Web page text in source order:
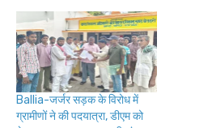
Ballia-जर्जर सड़क के विरोध में
ग्रामीणों ने की पदयात्रा, डीएम को